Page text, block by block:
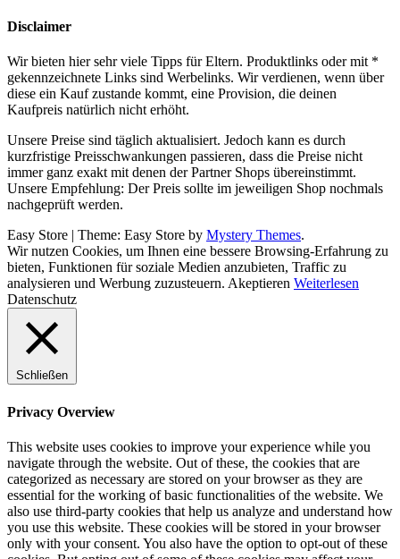
Disclaimer
Wir bieten hier sehr viele Tipps für Eltern. Produktlinks oder mit *
gekennzeichnete Links sind Werbelinks. Wir verdienen, wenn über
diese ein Kauf zustande kommt, eine Provision, die deinen
Kaufpreis natürlich nicht erhöht.
Unsere Preise sind täglich aktualisiert. Jedoch kann es durch
kurzfristige Preisschwankungen passieren, dass die Preise nicht
immer ganz exakt mit denen der Partner Shops übereinstimmt.
Unsere Empfehlung: Der Preis sollte im jeweiligen Shop nochmals
nachgeprüft werden.
Easy Store | Theme: Easy Store by Mystery Themes.
Wir nutzen Cookies, um Ihnen eine bessere Browsing-Erfahrung zu
bieten, Funktionen für soziale Medien anzubieten, Traffic zu
analysieren und Werbung zuzusteuern. Akeptieren Weiterlesen
Datenschutz
Schließen
Privacy Overview
This website uses cookies to improve your experience while you
navigate through the website. Out of these, the cookies that are
categorized as necessary are stored on your browser as they are
essential for the working of basic functionalities of the website. We
also use third-party cookies that help us analyze and understand how
you use this website. These cookies will be stored in your browser
only with your consent. You also have the option to opt-out of these